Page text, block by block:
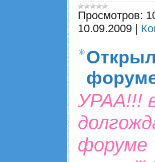
Просмотров:
10.09.2009 |
УРАА!!!
форуме